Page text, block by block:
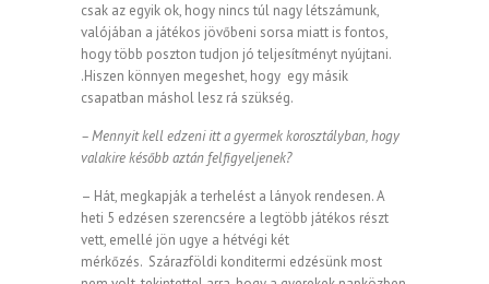
csak az egyik ok, hogy nincs túl nagy létszámunk,
valójában a játékos jövőbeni sorsa miatt is fontos,
hogy több poszton tudjon jó teljesítményt nyújtani.
.Hiszen könnyen megeshet, hogy egy másik
csapatban máshol lesz rá szükség.
– Mennyit kell edzeni itt a gyermek korosztályban, hogy
valakire később aztán felfigyeljenek?
– Hát, megkapják a terhelést a lányok rendesen. A
heti 5 edzésen szerencsére a legtöbb játékos részt
vett, emellé jön ugye a hétvégi két
mérkőzés. Szárazföldi konditermi edzésünk most